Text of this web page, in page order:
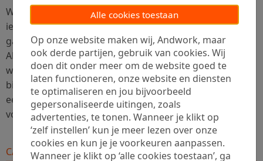
Welke programmeertalenzijn hot, isAgile
iets voor jou, welke secundaire arbeidsvoorwaarden zijn
gangbaar en hoe zorg je voor sterke medewerkers?
Alles rondom het opbouwen van je bedrijf, het
waarmaken van je ambities en trends in de markt lees je
bij &Work. &Work is meer dan een job board. Het is de
eenvoudigste en snelste manier om de juiste mensen
voor je bedrijf aan te trekken.
CATEGORIE: BOUW JE BEDRIJF OP
Alle cookies toestaan
Op onze website maken wij, Andwork, maar
ook derde partijen, gebruik van cookies. Wij
doen dit onder meer om de website goed te
laten functioneren, onze website en diensten
te optimaliseren en jou bijvoorbeeld
gepersonaliseerde uitingen, zoals
advertenties, te tonen. Wanneer je klikt op
‘zelf instellen’ kun je meer lezen over onze
cookies en kun je je voorkeuren aanpassen.
Wanneer je klikt op ‘alle cookies toestaan’, ga